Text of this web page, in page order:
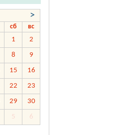
>
сб
вс
1 2
8 9
15 16
22 23
29 30
5 6